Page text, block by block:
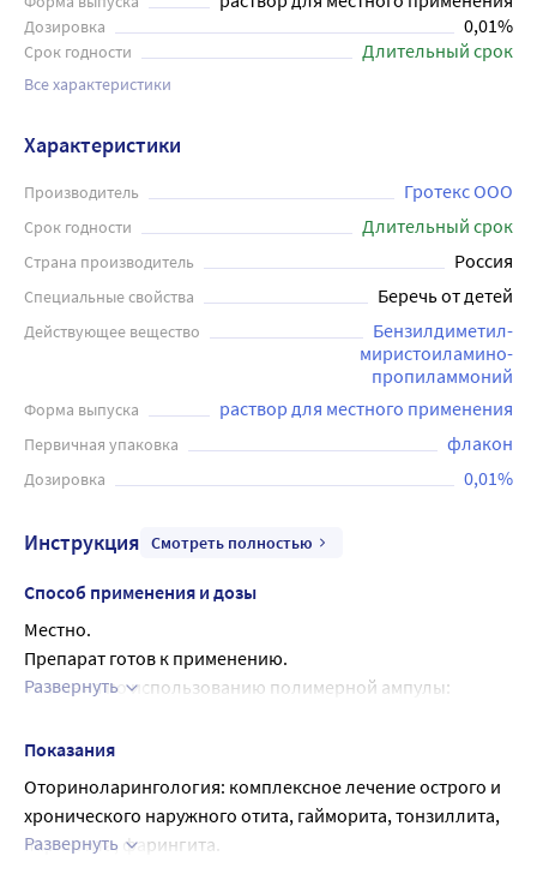
Дозировка 0,01%
Срок годности Длительный срок
Все характеристики
Характеристики
Производитель Гротекс ООО
Срок годности Длительный срок
Страна производитель Россия
Специальные свойства Беречь от детей
Действующее вещество
Бензилдиметил-
миристоиламино-
пропиламмоний
Форма выпуска раствор для местного применения
Первичная упаковка флакон
Дозировка 0,01%
Инструкция Смотреть полностью
Способ применения и дозы
Местно.
Препарат готов к применению.
Указания по использованию полимерной ампулы:
2. Сдавить ампулу рукой, при этом не должно
движениями повернуть и отделить клапан.
3. Нажатием на ампулу извлечь раствор.
Указания по использованию упаковки с насадкой
Развернуть
Показания
Оториноларингология: комплексное лечение острого и
хронического наружного отита, гайморита, тонзиллита,
ларингита, фарингита.
Развернуть